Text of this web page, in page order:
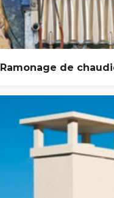
Ramonage de